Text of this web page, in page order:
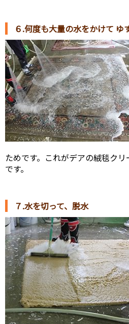
６.何度も大量の水をかけて ゆ
ためです。これがデアの絨毯ク
です。
７.水を切って、脱水